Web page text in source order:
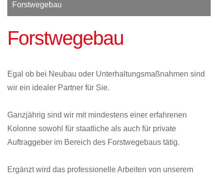
Forstwegebau
Forstwegebau
Egal ob bei Neubau oder Unterhaltungsmaßnahmen sind
wir ein idealer Partner für Sie.
Ganzjährig sind wir mit mindestens einer erfahrenen
Kolonne sowohl für staatliche als auch für private
Auftraggeber im Bereich des Forstwegebaus tätig.
Ergänzt wird das professionelle Arbeiten von unserem